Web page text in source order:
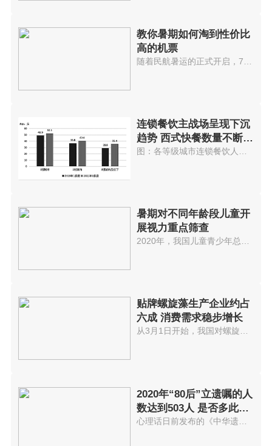
教你暑期如何淘到性价比
高的机票
连锁餐饮主战场呈现下沉
趋势 西式快餐数量不断增
加
暑期对不同年龄段儿童开
展视力重点筛查
2020年，我国儿童青少年总体近视...
贴牌螺旋藻生产企业约占
六成 消费需求稳步增长
从3月1日开始，我国对螺旋藻实行...
2020年“80后”立遗嘱的人
数达到503人 是否多此一
举？
心理话日前发布的《中华遗嘱库20...